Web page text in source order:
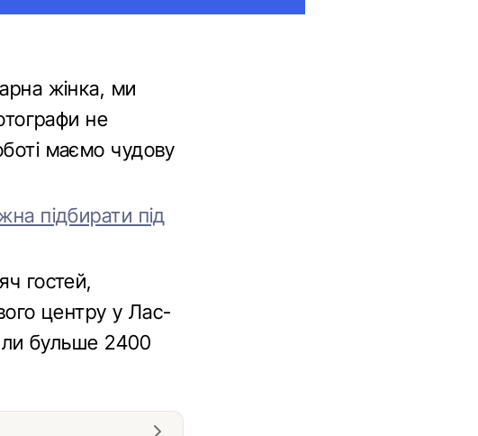
жінка, ми
не
маємо чудову
підбирати під
гостей,
центру у Лас-
бульше 2400